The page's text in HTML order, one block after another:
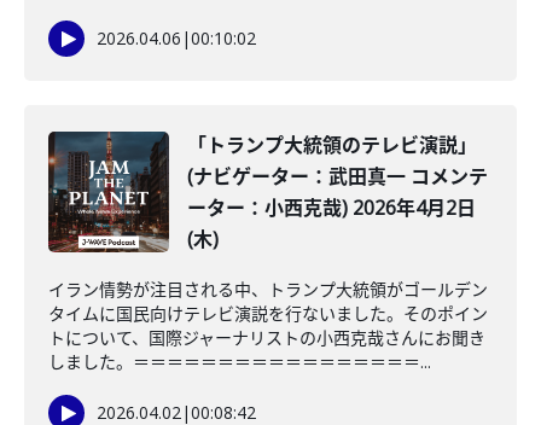
2026.04.06 |00:10:02
「トランプ大統領のテレビ演説」
(ナビゲーター：武田真一 コメンテ
ーター：小西克哉) 2026年4月2日
(木)
イラン情勢が注目される中、トランプ大統領がゴールデン
タイムに国民向けテレビ演説を行ないました。そのポイン
トについて、国際ジャーナリストの小西克哉さんにお聞き
しました。＝＝＝＝＝＝＝＝＝＝＝＝＝＝＝＝＝...
2026.04.02|00:08:42